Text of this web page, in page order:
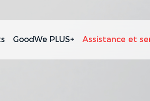
GoodWe PLUS+ Assistance et